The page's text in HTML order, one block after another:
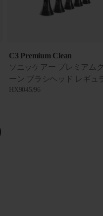
C3 Premium Clean
ソニッケアー プレミアム
ーン ブラシヘッド レギュ
HX9045/96